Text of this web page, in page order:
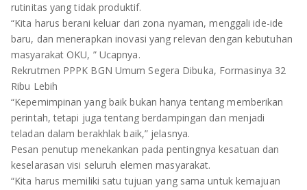
TULANG BAWANG BARAT
MESUJI
WAY KANAN
PRINGSEWU
rutinitas yang tidak produktif.
“Kita harus berani keluar dari zona nyaman, menggali ide-ide
baru, dan menerapkan inovasi yang relevan dengan kebutuhan
masyarakat OKU, ” Ucapnya.
Rekrutmen PPPK BGN Umum Segera Dibuka, Formasinya 32
Ribu Lebih
“Kepemimpinan yang baik bukan hanya tentang memberikan
perintah, tetapi juga tentang berdampingan dan menjadi
teladan dalam berakhlak baik,” jelasnya.
Pesan penutup menekankan pada pentingnya kesatuan dan
keselarasan visi seluruh elemen masyarakat.
“Kita harus memiliki satu tujuan yang sama untuk kemajuan